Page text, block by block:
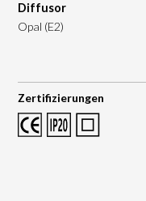
Diffusor
Opal (E2)
Zertifizierungen